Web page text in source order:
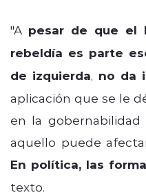
"A pesar de que el
rebeldía es parte
de izquierda, no da
aplicación que se le
en la
aquello puede
En política, las
texto.